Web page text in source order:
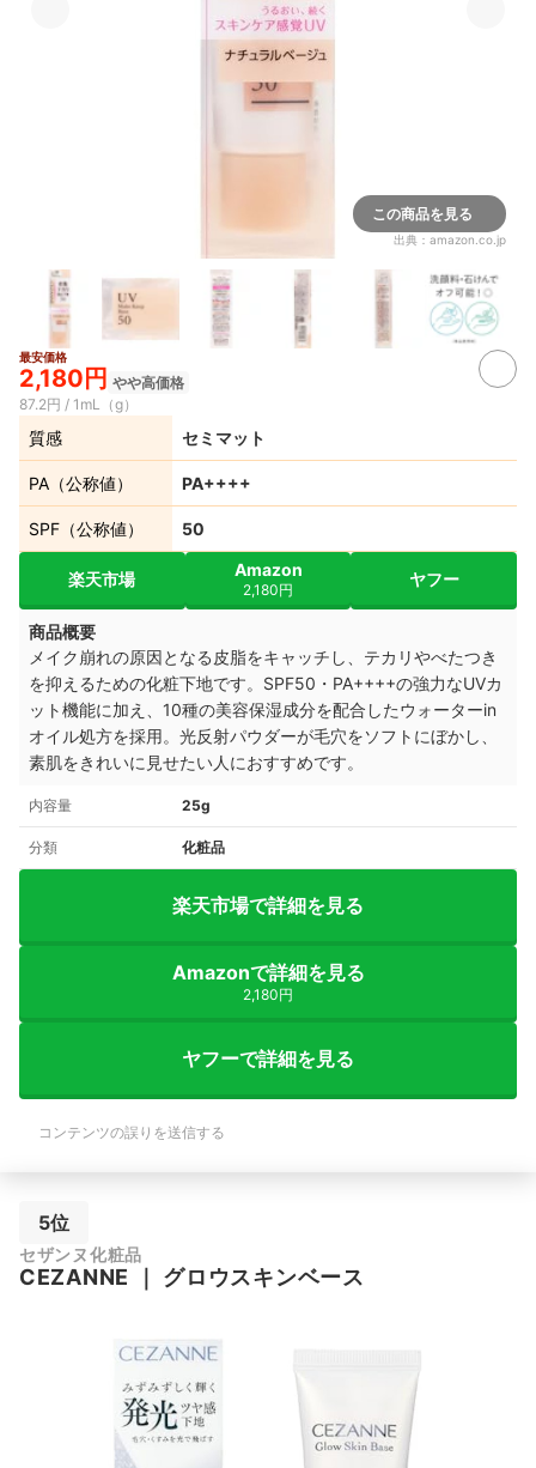
この商品を見る
出典： amazon.co.jp
最安価格
2,180円 やや高価格
87.2円 / 1mL（g）
質感 セミマット
PA（公称値） PA++++
SPF（公称値） 50
楽天市場 Amazon
2,180円
ヤフー
商品概要
メイク崩れの原因となる皮脂をキャッチし、テカリやべたつき
を抑えるための化粧下地です。SPF50・PA++++の強力なUVカ
ット機能に加え、10種の美容保湿成分を配合したウォーターin
オイル処方を採用。光反射パウダーが毛穴をソフトにぼかし、
素肌をきれいに見せたい人におすすめです。
内容量 25g
分類 化粧品
楽天市場で詳細を見る
Amazonで詳細を見る
2,180円
ヤフーで詳細を見る
コンテンツの誤りを送信する
5位
セザンヌ化粧品
CEZANNE グロウスキンベース